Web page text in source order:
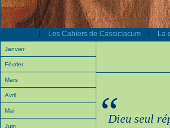
| Les Cahiers de Cassiciacum | La
Janvier
Février
Mars
Avril
Mai
Juin “
Dieu seul